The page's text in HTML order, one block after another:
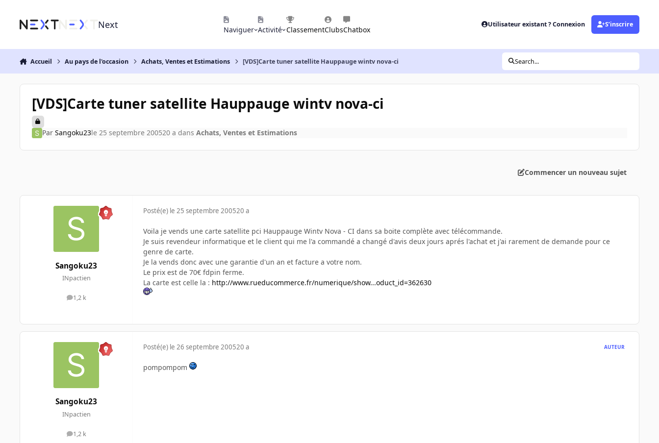
Next Naviguer Activité ClassementClubsChatbox
Utilisateur existant ? Connexion S’inscrire
Accueil Au pays de l'occasion Achats, Ventes et Estimations [VDS]Carte tuner satellite Hauppauge wintv nova-ci Search...
[VDS]Carte tuner satellite Hauppauge wintv nova-ci
Par Sangoku23le 25 septembre 200520 a dans Achats, Ventes et Estimations
Commencer un nouveau sujet
Sangoku23
INpactien
1,2 k
messages
Posté(e) le 25 septembre 200520 a
Voila je vends une carte satellite pci Hauppauge Wintv Nova - CI dans sa boite complète avec télécommande.
Je suis revendeur informatique et le client qui me l'a commandé a changé d'avis deux jours aprés l'achat et j'ai rarement de demande pour ce
genre de carte.
Je la vends donc avec une garantie d'un an et facture a votre nom.
Le prix est de 70€ fdpin ferme.
La carte est celle la : http://www.rueducommerce.fr/numerique/show...oduct_id=362630
Sangoku23
INpactien
1,2 k
messages
Posté(e) le 26 septembre 200520 a AUTEUR
pompompom